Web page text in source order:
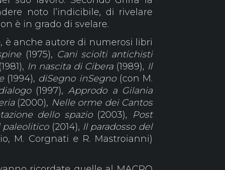
noto l’indicibile, di rivelare
è in grado di svelare.
è anche autore di numerosi libri
(1975), Cani sciolti antichisti
In nascita di Cibera(1989), Il
(1994), diSegno inSegno(con M.
(1997),Approdo a Gilania
(2000), Nelle orme dei Cantos
dello spazio(2003), Post
paleolitico(2014), Il paradosso del
M. Corgnati e R. Mastroianni)